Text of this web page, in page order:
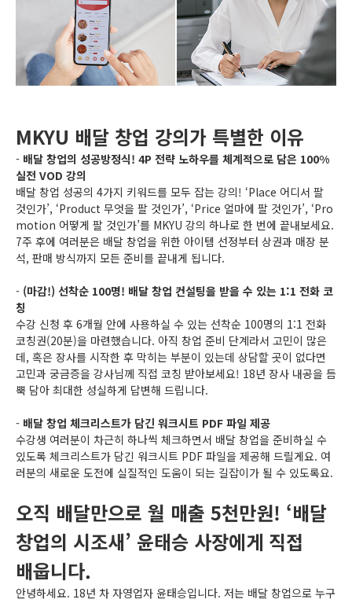
MKYU 배달 창업 강의가 특별한 이유
- 배달 창업의 성공방정식! 4P 전략 노하우를 체계적으로 담은 100%
실전 VOD 강의
배달 창업 성공의 4가지 키워드를 모두 잡는 강의! ‘Place 어디서 팔
것인가’, ‘Product 무엇을 팔 것인가’, ‘Price 얼마에 팔 것인가’, ‘Pro
motion 어떻게 팔 것인가’를 MKYU 강의 하나로 한 번에 끝내보세요.
7주 후에 여러분은 배달 창업을 위한 아이템 선정부터 상권과 매장 분
석, 판매 방식까지 모든 준비를 끝내게 됩니다.
- (마감!) 선착순 100명! 배달 창업 컨설팅을 받을 수 있는 1:1 전화 코
칭
수강 신청 후 6개월 안에 사용하실 수 있는 선착순 100명의 1:1 전화
코칭권(20분)을 마련했습니다. 아직 창업 준비 단계라서 고민이 많은
데, 혹은 장사를 시작한 후 막히는 부분이 있는데 상담할 곳이 없다면
고민과 궁금증을 강사님께 직접 코칭 받아보세요! 18년 장사 내공을 듬
뿍 담아 최대한 성실하게 답변해 드립니다.
- 배달 창업 체크리스트가 담긴 워크시트 PDF 파일 제공
수강생 여러분이 차근히 하나씩 체크하면서 배달 창업을 준비하실 수
있도록 체크리스트가 담긴 워크시트 PDF 파일을 제공해 드릴게요. 여
러분의 새로운 도전에 실질적인 도움이 되는 길잡이가 될 수 있도록요.
오직 배달만으로 월 매출 5천만원! ‘배달
창업의 시조새’ 윤태승 사장에게 직접
배웁니다.
안녕하세요. 18년 차 자영업자 윤태승입니다. 저는 배달 창업으로 누구